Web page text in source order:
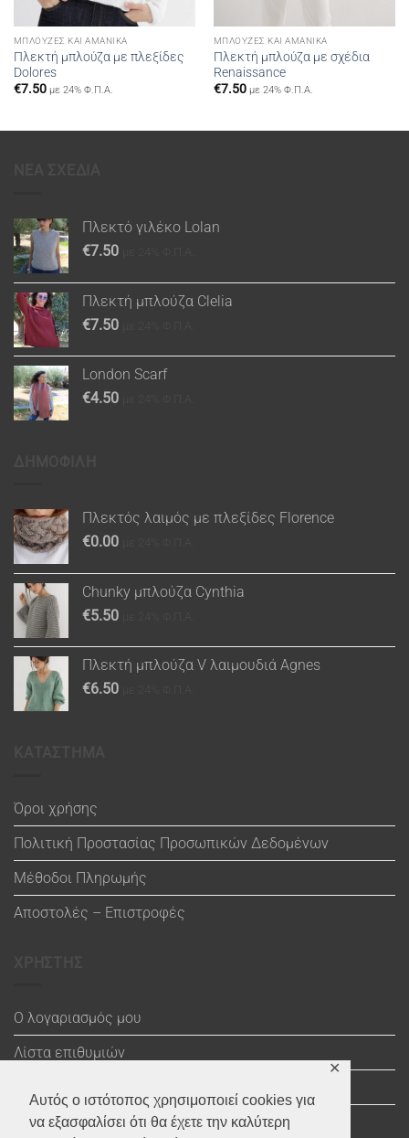
Αυτός ο ιστότοπος χρησιμοποιεί cookies για
να εξασφαλίσει ότι θα έχετε την καλύτερη
✕
ΜΠΛΟΎΖΕΣ ΚΑΙ ΑΜΆΝΙΚΑ
Πλεκτή μπλούζα με πλεξίδες
Dolores
€7.50 με 24% Φ.Π.Α.
ΜΠΛΟΎΖΕΣ ΚΑΙ ΑΜΆΝΙΚΑ
Πλεκτή μπλούζα με σχέδια
Renaissance
€7.50 με 24% Φ.Π.Α.
Πλεκτό γιλέκο Lolan
€7.50
Πλεκτή μπλούζα Clelia
€7.50
London Scarf
€4.50
Πλεκτός λαιμός με πλεξίδες Florence
€0.00
Chunky μπλούζα Cynthia
€5.50
Πλεκτή μπλούζα V λαιμουδιά Agnes
€6.50
Όροι χρήσης
Πολιτική Προστασίας Προσωπικών Δεδομένων
Μέθοδοι Πληρωμής
Αποστολές – Επιστροφές
Ο λογαριασμός μου
Λίστα επιθυμιών
Ολοκλήρωση αγοράς